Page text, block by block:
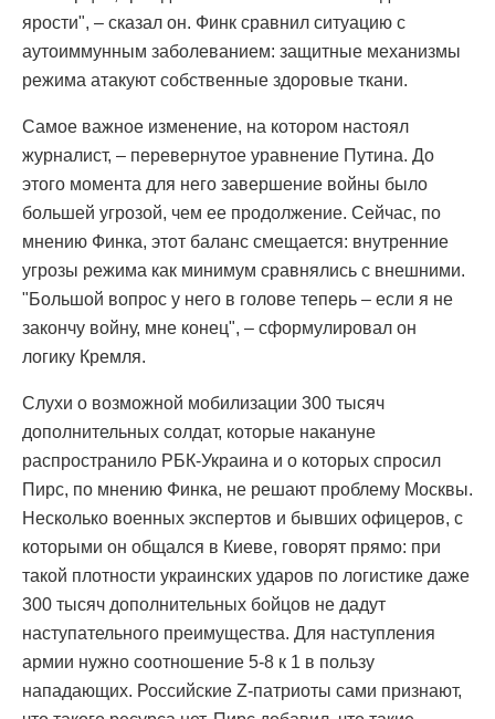
ярости", – сказал он. Финк сравнил ситуацию с
аутоиммунным заболеванием: защитные механизмы
режима атакуют собственные здоровые ткани.
Самое важное изменение, на котором настоял
журналист, – перевернутое уравнение Путина. До
этого момента для него завершение войны было
большей угрозой, чем ее продолжение. Сейчас, по
мнению Финка, этот баланс смещается: внутренние
угрозы режима как минимум сравнялись с внешними.
"Большой вопрос у него в голове теперь – если я не
закончу войну, мне конец", – сформулировал он
логику Кремля.
Слухи о возможной мобилизации 300 тысяч
дополнительных солдат, которые накануне
распространило РБК-Украина и о которых спросил
Пирс, по мнению Финка, не решают проблему Москвы.
Несколько военных экспертов и бывших офицеров, с
которыми он общался в Киеве, говорят прямо: при
такой плотности украинских ударов по логистике даже
300 тысяч дополнительных бойцов не дадут
наступательного преимущества. Для наступления
армии нужно соотношение 5-8 к 1 в пользу
нападающих. Российские Z-патриоты сами признают,